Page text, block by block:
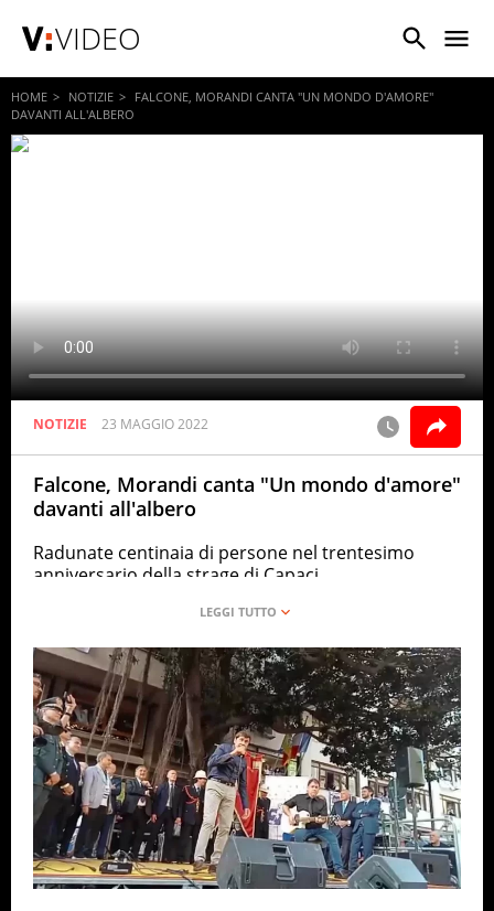
VIDEO
HOME NOTIZIE
FALCONE, MORANDI CANTA "UN MONDO D'AMORE"
DAVANTI ALL'ALBERO
NOTIZIE 23 MAGGIO 2022
Falcone, Morandi canta "Un mondo d'amore"
davanti all'albero
Radunate centinaia di persone nel trentesimo
anniversario della strage di Capaci